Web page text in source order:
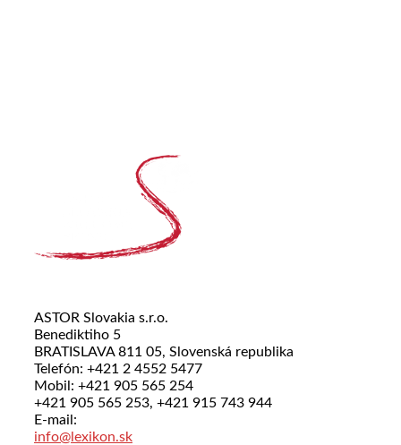
ASTOR Slovakia s.r.o.
Benediktiho 5
BRATISLAVA 811 05, Slovenská republika
Telefón: +421 2 4552 5477
Mobil: +421 905 565 254
+421 905 565 253, +421 915 743 944
E-mail:
info@lexikon.sk